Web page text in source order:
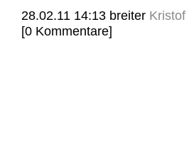
28.02.11 14:13 breiter Kristof
[0 Kommentare]